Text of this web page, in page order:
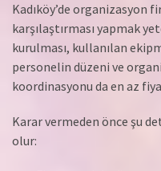
Kadıköy’de organizasyon
karşılaştırması yapmak
kurulması, kullanılan
personelin düzeni ve
koordinasyonu da en az
Karar vermeden önce şu
olur: